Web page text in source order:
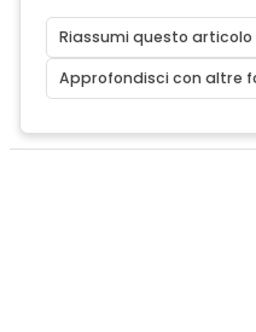
Riassumi questo articolo
Approfondisci con altre